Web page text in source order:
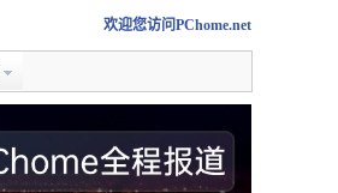
欢迎您访问PChome.net